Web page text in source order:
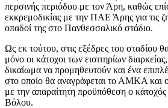
περσινής περιόδου με τον Άρη, καθώς
εκκρεμοδικίας με την ΠΑΕ Άρης για τις
οπαδοί της στο Πανθεσσαλικό στάδιο.
Ως εκ τούτου, στις εξέδρες του σταδίου
μόνο οι κάτοχοι των εισιτηρίων
δικαίωμα να προμηθευτούν και ένα
στο οποίο θα αναγράφεται το ΑΜΚΑ και ο
με την απαραίτητη προϋπόθεση ο κάτοχός
Βόλου.